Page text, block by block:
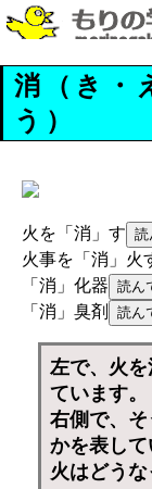
消（き・
う）
火を「消」す
火事を「消」火
「消」化器
「消」臭剤
左で、火
ています。
右側で、
かを表して
火はどうな